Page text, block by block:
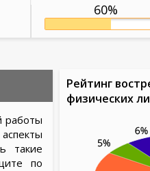
60%
работы
такие
по
Рейтинг
физических